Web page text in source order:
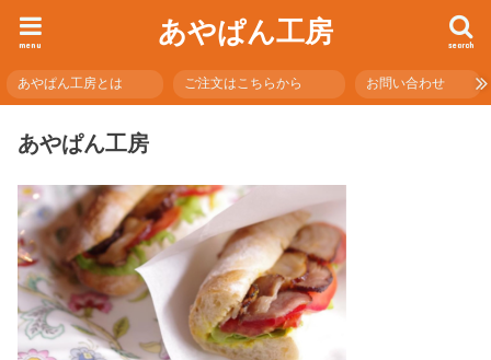
あやぱん工房 search
menu
あやぱん工房とは ご注文はこちらから お問い合わせ
あやぱん工房